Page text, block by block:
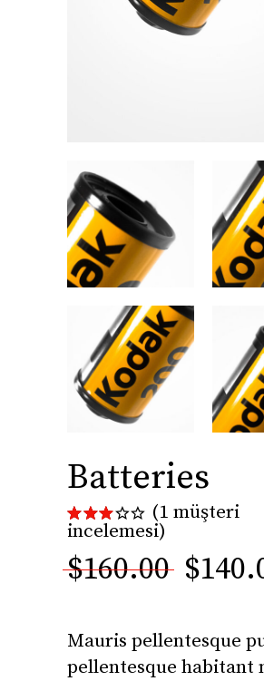
Batteries
1
müşteri
dayanarak
5
puan
aldı
(1 müşteri
incelemesi)
$160.00 $
Mauris pellentesque
pellentesque habitant